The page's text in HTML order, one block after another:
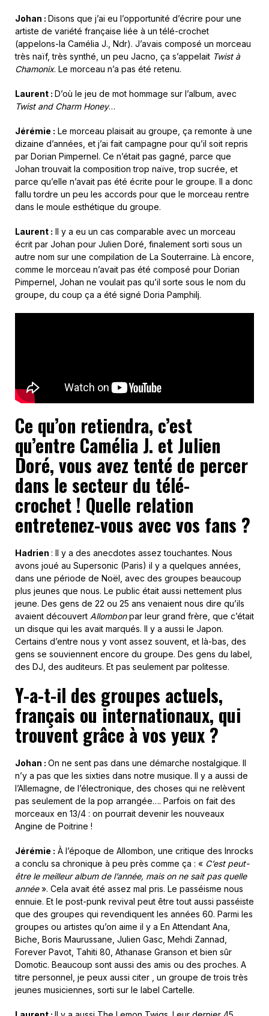
Johan : Disons que j’ai eu l’opportunité d’écrire pour une
artiste de variété française liée à un télé-crochet
(appelons-la Camélia J., Ndr). J’avais composé un morceau
très naïf, très synthé, un peu Jacno, ça s’appelait Twist à
Chamonix. Le morceau n’a pas été retenu.
Laurent : D’où le jeu de mot hommage sur l’album, avec
Twist and Charm Honey…
Jérémie : Le morceau plaisait au groupe, ça remonte à une
dizaine d’années, et j’ai fait campagne pour qu’il soit repris
par Dorian Pimpernel. Ce n’était pas gagné, parce que
Johan trouvait la composition trop naïve, trop sucrée, et
parce qu’elle n’avait pas été écrite pour le groupe. Il a donc
fallu tordre un peu les accords pour que le morceau rentre
dans le moule esthétique du groupe.
Laurent : Il y a eu un cas comparable avec un morceau
écrit par Johan pour Julien Doré, finalement sorti sous un
autre nom sur une compilation de La Souterraine. Là encore,
comme le morceau n’avait pas été composé pour Dorian
Pimpernel, Johan ne voulait pas qu’il sorte sous le nom du
groupe, du coup ça a été signé Doria Pamphilj.
Ce qu’on retiendra, c’est
qu’entre Camélia J. et Julien
Doré, vous avez tenté de percer
dans le secteur du télé-
crochet ! Quelle relation
entretenez-vous avec vos fans ?
Hadrien : Il y a des anecdotes assez touchantes. Nous
avons joué au Supersonic (Paris) il y a quelques années,
dans une période de Noël, avec des groupes beaucoup
plus jeunes que nous. Le public était aussi nettement plus
jeune. Des gens de 22 ou 25 ans venaient nous dire qu’ils
avaient découvert Allombonpar leur grand frère, que c’était
un disque qui les avait marqués. Il y a aussi le Japon.
Certains d’entre nous y vont assez souvent, et là-bas, des
gens se souviennent encore du groupe. Des gens du label,
des DJ, des auditeurs. Et pas seulement par politesse.
Y-a-t-il des groupes actuels,
français ou internationaux, qui
trouvent grâce à vos yeux ?
Johan : On ne sent pas dans une démarche nostalgique. Il
n’y a pas que les sixties dans notre musique. Il y a aussi de
l’Allemagne, de l’électronique, des choses qui ne relèvent
pas seulement de la pop arrangée…. Parfois on fait des
morceaux en 13/4 : on pourrait devenir les nouveaux
Angine de Poitrine !
Jérémie : À l’époque de Allombon, une critique des Inrocks
a conclu sa chronique à peu près comme ça : « C’est peut-
être le meilleur album de l’année, mais on ne sait pas quelle
année». Cela avait été assez mal pris. Le passéisme nous
ennuie. Et le post-punk revival peut être tout aussi passéiste
que des groupes qui revendiquent les années 60. Parmi les
groupes ou artistes qu’on aime il y a En Attendant Ana,
Biche, Boris Maurussane, Julien Gasc, Mehdi Zannad,
Forever Pavot, Tahiti 80, Athanase Granson et bien sûr
Domotic. Beaucoup sont aussi des amis ou des proches. A
titre personnel, je peux aussi citer , un groupe de trois très
jeunes musiciennes, sorti sur le label Cartelle.